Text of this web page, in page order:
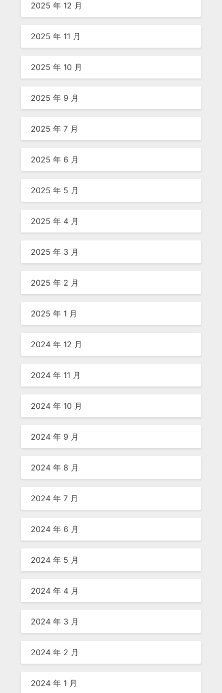
2025 年 12 月
2025 年 11 月
2025 年 10 月
2025 年 9 月
2025 年 7 月
2025 年 6 月
2025 年 5 月
2025 年 4 月
2025 年 3 月
2025 年 2 月
2025 年 1 月
2024 年 12 月
2024 年 11 月
2024 年 10 月
2024 年 9 月
2024 年 8 月
2024 年 7 月
2024 年 6 月
2024 年 5 月
2024 年 4 月
2024 年 3 月
2024 年 2 月
2024 年 1 月